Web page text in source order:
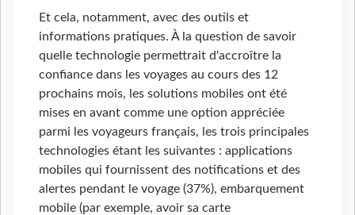
Et cela, notamment, avec des outils et
informations pratiques. À la question de savoir
quelle technologie permettrait d'accroître la
confiance dans les voyages au cours des 12
prochains mois, les solutions mobiles ont été
mises en avant comme une option appréciée
parmi les voyageurs français, les trois principales
technologies étant les suivantes : applications
mobiles qui fournissent des notifications et des
alertes pendant le voyage (37%), embarquement
mobile (par exemple, avoir sa carte